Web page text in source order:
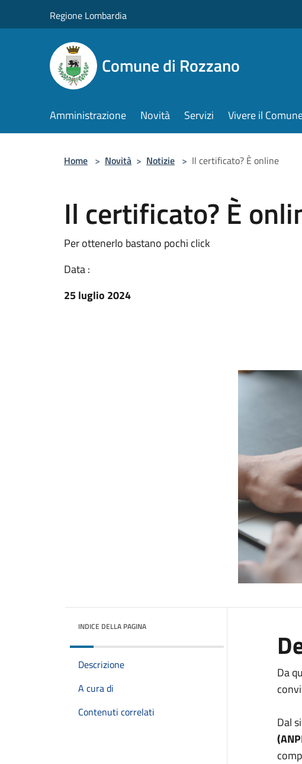
Regione Lombardia
Comune di Rozzano
Amministrazione Novità Servizi Vivere il
Home > Novità > Notizie > Il certificato? È online
Il certificato? È
Per ottenerlo bastano pochi click
Data :
25 luglio 2024
INDICE DELLA PAGINA
Descrizione
A cura di
Contenuti correlati
Da
Dal